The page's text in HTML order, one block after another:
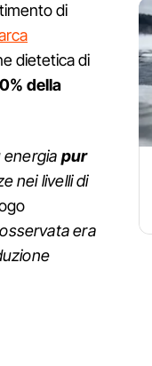
di
dietetica di
della
energia pur
nei livelli di
era